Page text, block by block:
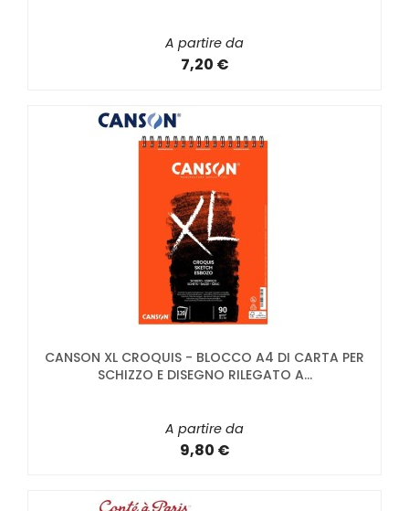
A partire da
7,20 €
CANSON XL CROQUIS - BLOCCO A4 DI CARTA PER
SCHIZZO E DISEGNO RILEGATO A...
A partire da
9,80 €